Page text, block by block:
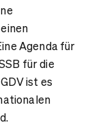
Agenda für
für die
ist es